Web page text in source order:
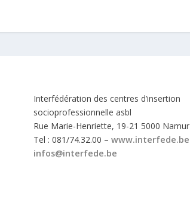
Interfédération des centres d’insertion
socioprofessionnelle asbl
Rue Marie-Henriette, 19-21 5000 Namur
Tel : 081/74.32.00 –www.interfede.be
infos@interfede.be